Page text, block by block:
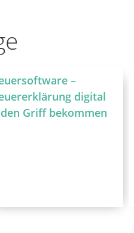
–
digital
Griff bekommen